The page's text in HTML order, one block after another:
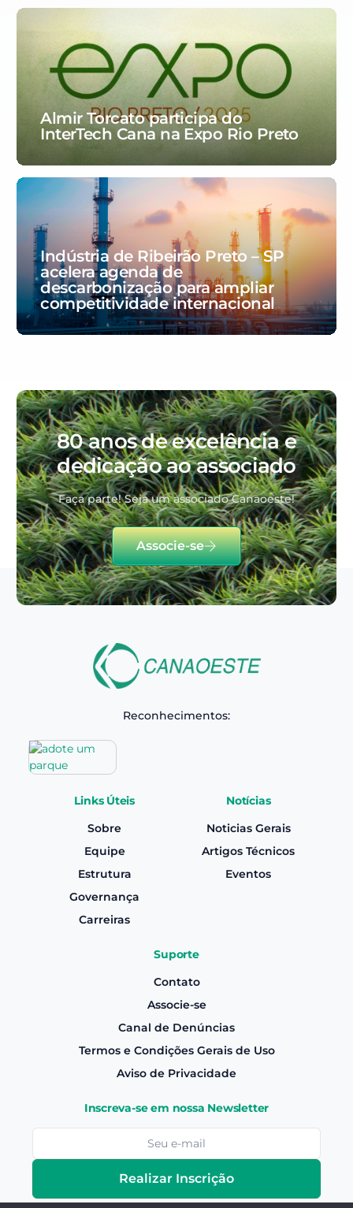
Almir Torcato participa do
InterTech Cana na Expo Rio Preto
Indústria de Ribeirão Preto – SP
acelera agenda de
descarbonização para ampliar
competitividade internacional
80 anos de excelência e
dedicação ao associado
Faça parte! Seja um associado Canaoeste!
Associe-se
Reconhecimentos:
Links Úteis
Sobre
Equipe
Estrutura
Governança
Carreiras
Notícias
Noticias Gerais
Artigos Técnicos
Eventos
Suporte
Contato
Associe-se
Canal de Denúncias
Termos e Condições Gerais de Uso
Aviso de Privacidade
Inscreva-se em nossa Newsletter
Realizar Inscrição